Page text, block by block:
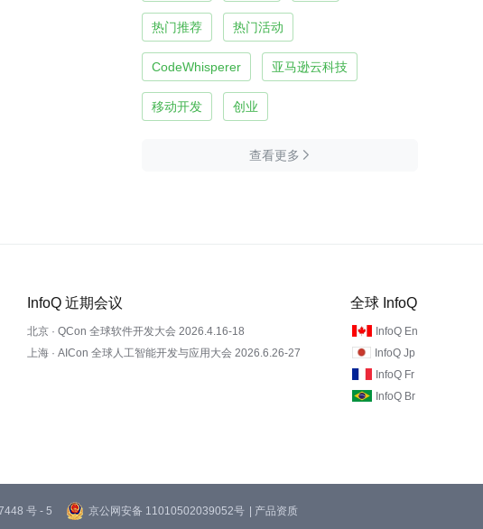
热门推荐 热门活动
CodeWhisperer 亚马逊云科技
移动开发 创业
查看更多 
InfoQ 近期会议
北京 · QCon 全球软件开发大会 2026.4.16-18
上海 · AICon 全球人工智能开发与应用大会 2026.6.26-27
全球 InfoQ
InfoQ En
InfoQ Jp
InfoQ Fr
InfoQ Br
号 - 5 京公网安备 11010502039052号 | 产品资质